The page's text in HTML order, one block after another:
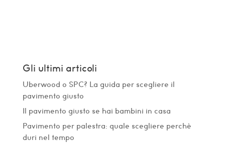
Gli ultimi articoli
Uberwood o SPC? La guida per scegliere il
pavimento giusto
Il pavimento giusto se hai bambini in casa
Pavimento per palestra: quale scegliere perchè
duri nel tempo